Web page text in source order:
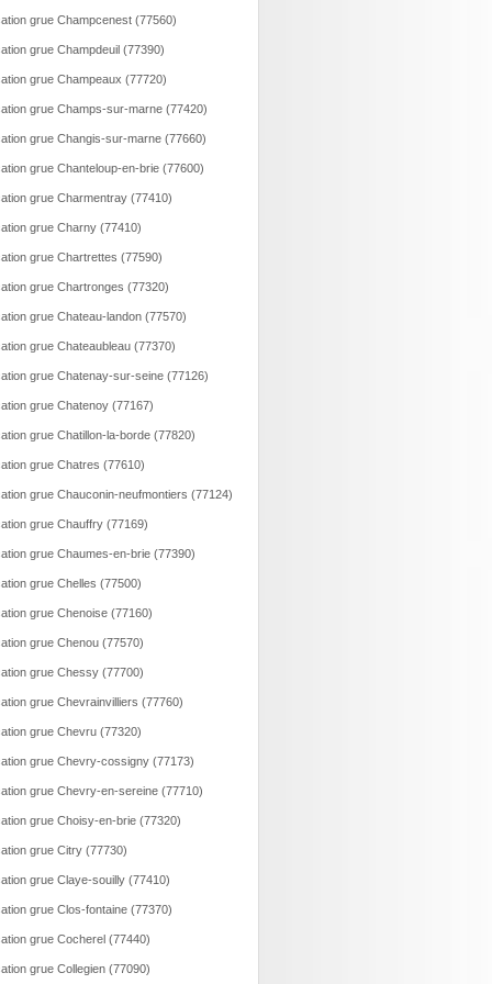
grue Champcenest (77560)
grue Champdeuil (77390)
grue Champeaux (77720)
grue Champs-sur-marne (77420)
grue Changis-sur-marne (77660)
grue Chanteloup-en-brie (77600)
grue Charmentray (77410)
grue Charny (77410)
grue Chartrettes (77590)
grue Chartronges (77320)
grue Chateau-landon (77570)
grue Chateaubleau (77370)
grue Chatenay-sur-seine (77126)
grue Chatenoy (77167)
grue Chatillon-la-borde (77820)
grue Chatres (77610)
grue Chauconin-neufmontiers (77124)
grue Chauffry (77169)
grue Chaumes-en-brie (77390)
grue Chelles (77500)
grue Chenoise (77160)
grue Chenou (77570)
grue Chessy (77700)
grue Chevrainvilliers (77760)
grue Chevru (77320)
grue Chevry-cossigny (77173)
grue Chevry-en-sereine (77710)
grue Choisy-en-brie (77320)
grue Citry (77730)
grue Claye-souilly (77410)
grue Clos-fontaine (77370)
grue Cocherel (77440)
grue Collegien (77090)